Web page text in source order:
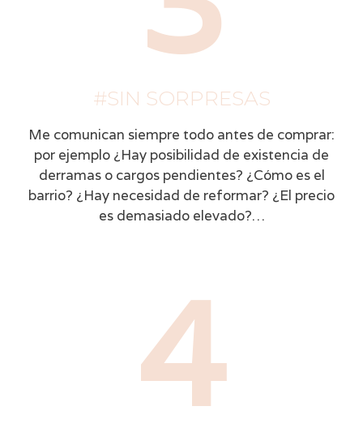
#SIN SORPRESAS
Me comunican siempre todo antes de comprar:
por ejemplo ¿Hay posibilidad de existencia de
derramas o cargos pendientes? ¿Cómo es el
barrio? ¿Hay necesidad de reformar? ¿El precio
es demasiado elevado?…
4